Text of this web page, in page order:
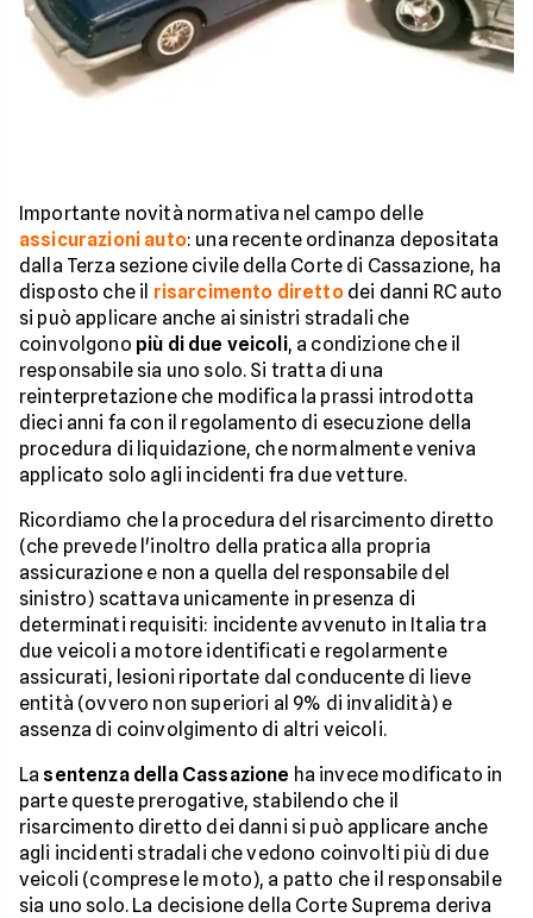
Importante novità normativa nel campo delle
assicurazioni auto: una recente ordinanza depositata
dalla Terza sezione civile della Corte di Cassazione, ha
disposto che il risarcimento direttodei danni RC auto
si può applicare anche ai sinistri stradali che
coinvolgono più di due veicoli, a condizione che il
responsabile sia uno solo. Si tratta di una
reinterpretazione che modifica la prassi introdotta
dieci anni fa con il regolamento di esecuzione della
procedura di liquidazione, che normalmente veniva
applicato solo agli incidenti fra due vetture.
Ricordiamo che la procedura del risarcimento diretto
(che prevede l'inoltro della pratica alla propria
assicurazione e non a quella del responsabile del
sinistro) scattava unicamente in presenza di
determinati requisiti: incidente avvenuto in Italia tra
due veicoli a motore identificati e regolarmente
assicurati, lesioni riportate dal conducente di lieve
entità (ovvero non superiori al 9% di invalidità) e
assenza di coinvolgimento di altri veicoli.
La sentenza della Cassazione ha invece modificato in
parte queste prerogative, stabilendo che il
risarcimento diretto dei danni si può applicare anche
agli incidenti stradali che vedono coinvolti più di due
veicoli (comprese le moto), a patto che il responsabile
sia uno solo. La decisione della Corte Suprema deriva